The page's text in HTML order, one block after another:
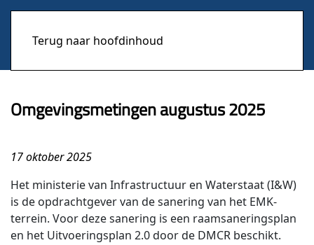
Terug naar hoofdinhoud
Omgevingsmetingen augustus 2025
17 oktober 2025
Het ministerie van Infrastructuur en Waterstaat (I&W)
is de opdrachtgever van de sanering van het EMK-
terrein. Voor deze sanering is een raamsaneringsplan
en het Uitvoeringsplan 2.0 door de DMCR beschikt.